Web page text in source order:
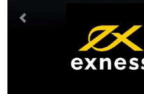
Previous